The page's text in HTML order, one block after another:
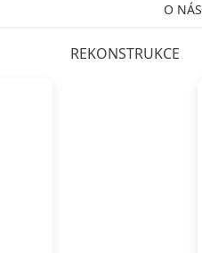
O NÁS
REKONSTRUKCE